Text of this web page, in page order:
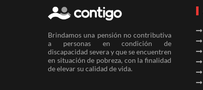
Brindamos una pensión no contributiva
a personas en condición de
discapacidad severa y que se encuentren
en situación de pobreza, con la finalidad
de elevar su calidad de vida.